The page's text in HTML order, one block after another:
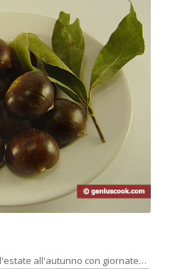
all'autunno con giornate…